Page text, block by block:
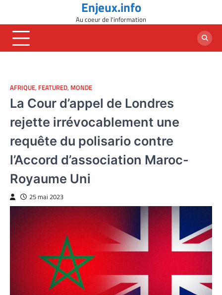
content
Enjeux.info
Au coeur de l'information
AFRIQUE, FEATURED, MONDE
La Cour d’appel de Londres
rejette irrévocablement une
requête du polisario contre
l’Accord d’association Maroc-
Royaume Uni
25 mai 2023